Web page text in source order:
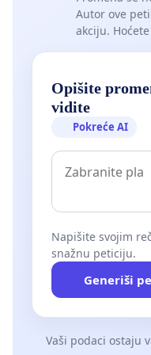
Autor ove
akciju.
Opišite
vidite
Pokreće AI
Napišite svojim
snažnu peticiju.
Generiši
Vaši podaci ostaju